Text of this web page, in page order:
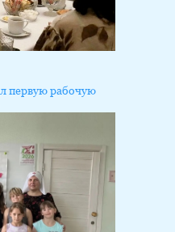
первую рабочую